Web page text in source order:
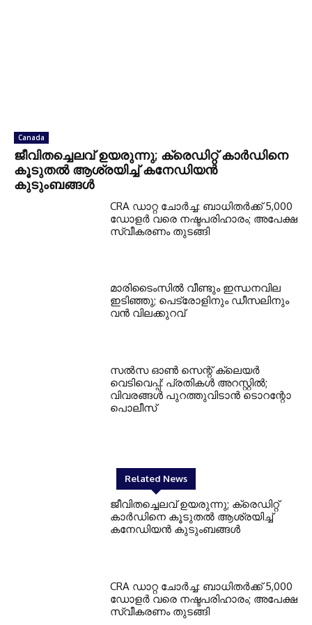
Canada
ജീവിതച്ചെലവ് ഉയരുന്നു; ക്രെഡിറ്റ് കാർഡിനെ
കൂടുതൽ ആശ്രയിച്ച് കനേഡിയൻ
കുടുംബങ്ങൾ
CRA ഡാറ്റ ചോർച്ച: ബാധിതർക്ക് 5,000
ഡോളർ വരെ നഷ്ടപരിഹാരം; അപേക്ഷ
സ്വീകരണം തുടങ്ങി
മാരിടൈംസിൽ വീണ്ടും ഇന്ധനവില
ഇടിഞ്ഞു; പെട്രോളിനും ഡീസലിനും
വൻ വിലക്കുറവ്
സൽസ ഓൺ സെന്റ് ക്ലെയർ
വെടിവെപ്പ്: പ്രതികൾ അറസ്റ്റിൽ;
വിവരങ്ങൾ പുറത്തുവിടാൻ ടൊറന്റോ
പൊലീസ്
Related News
ജീവിതച്ചെലവ് ഉയരുന്നു; ക്രെഡിറ്റ്
കാർഡിനെ കൂടുതൽ ആശ്രയിച്ച്
കനേഡിയൻ കുടുംബങ്ങൾ
CRA ഡാറ്റ ചോർച്ച: ബാധിതർക്ക് 5,000
ഡോളർ വരെ നഷ്ടപരിഹാരം; അപേക്ഷ
സ്വീകരണം തുടങ്ങി